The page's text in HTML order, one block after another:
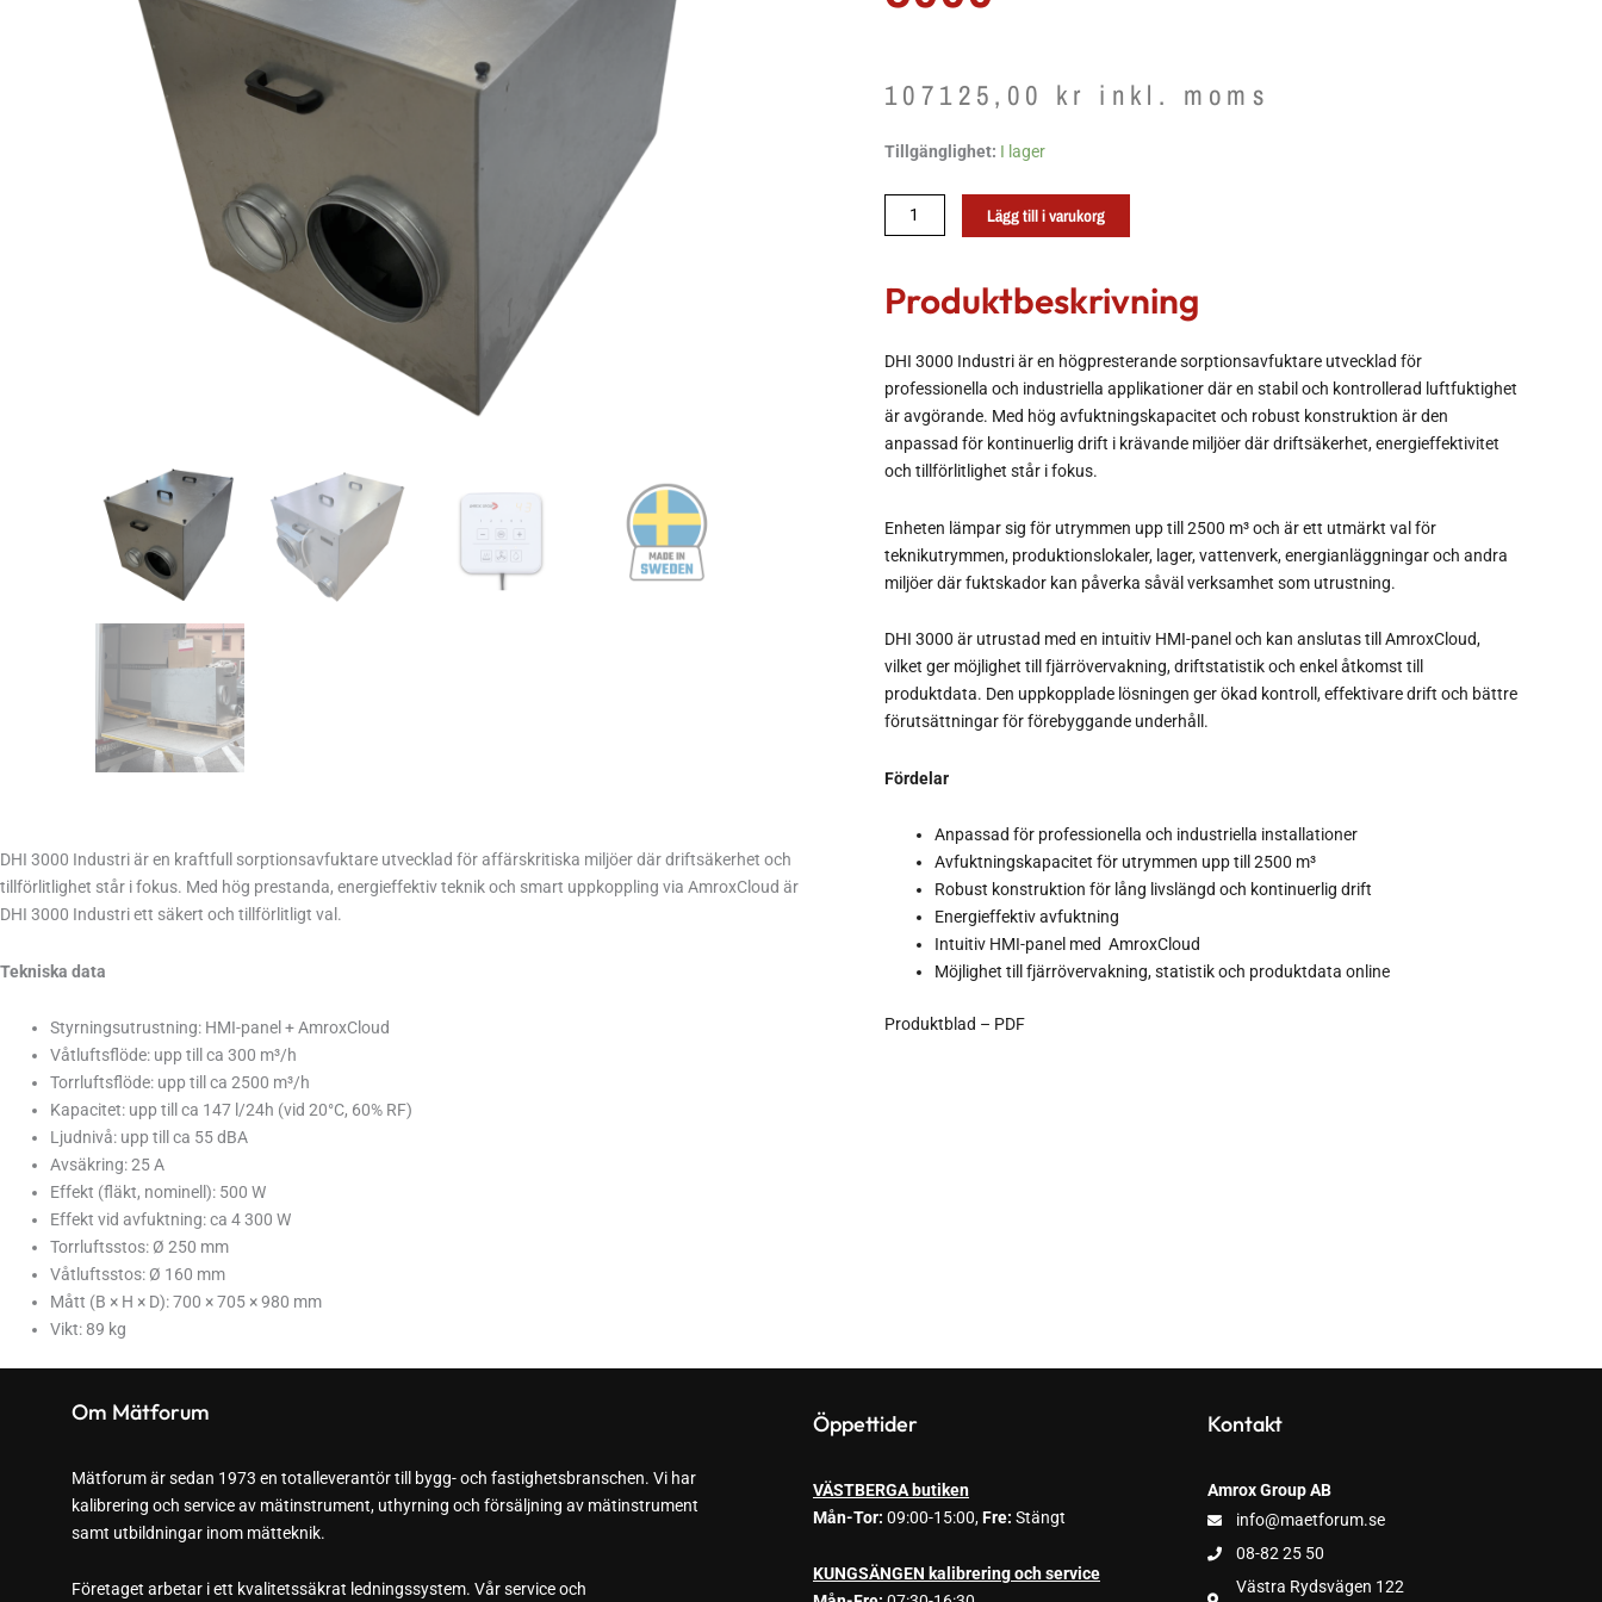
DHI 3000 Industriär en kraftfull sorptionsavfuktare utvecklad för affärskritiska miljöer där driftsäkerhet och
tillförlitlighet står i fokus. Med hög prestanda, energieffektiv teknik och smart uppkoppling via AmroxCloud är
DHI 3000 Industri ett säkert och tillförlitligt val.
Tekniska data
Styrningsutrustning: HMI-panel + AmroxCloud
Våtluftsflöde: upp till ca 300 m³/h
Torrluftsflöde: upp till ca 2500 m³/h
Kapacitet: upp till ca 147 l/24h (vid 20°C, 60% RF)
Ljudnivå: upp till ca 55 dBA
Avsäkring: 25 A
Effekt (fläkt, nominell): 500 W
Effekt vid avfuktning: ca 4 300 W
Torrluftsstos: Ø 250 mm
Våtluftsstos: Ø 160 mm
Mått (B × H × D): 700 × 705 × 980 mm
Vikt: 89 kg
107125,00 kr inkl. moms
Tillgänglighet: I lager
Sorptionsavfuktare
3000
mängd
Lägg till i varukorg
Produktbeskrivning
DHI 3000 Industri är en högpresterande sorptionsavfuktare utvecklad för
professionella och industriella applikationer där en stabil och kontrollerad luftfuktighet
är avgörande. Med hög avfuktningskapacitet och robust konstruktion är den
anpassad för kontinuerlig drift i krävande miljöer där driftsäkerhet, energieffektivitet
och tillförlitlighet står i fokus.
Enheten lämpar sig för utrymmen upp till 2500 m³ och är ett utmärkt val för
teknikutrymmen, produktionslokaler, lager, vattenverk, energianläggningar och andra
miljöer där fuktskador kan påverka såväl verksamhet som utrustning.
DHI 3000 är utrustad med en intuitiv HMI-panel och kan anslutas till AmroxCloud,
vilket ger möjlighet till fjärrövervakning, driftstatistik och enkel åtkomst till
produktdata. Den uppkopplade lösningen ger ökad kontroll, effektivare drift och bättre
förutsättningar för förebyggande underhåll.
Fördelar
Anpassad för professionella och industriella installationer
Avfuktningskapacitet för utrymmen upp till 2500 m³
Robust konstruktion för lång livslängd och kontinuerlig drift
Energieffektiv avfuktning
Intuitiv HMI-panel med AmroxCloud
Möjlighet till fjärrövervakning, statistik och produktdata online
Produktblad – PDF
Om Mätforum
Mätforum är sedan 1973 en totalleverantör till bygg- och fastighetsbranschen. Vi har
kalibrering och service av mätinstrument, uthyrning och försäljning av mätinstrument
samt utbildningar inom mätteknik.
Företaget arbetar i ett kvalitetssäkrat ledningssystem. Vår service och
Öppettider
VÄSTBERGA butiken
Mån-Tor: 09:00-15:00,Fre: Stängt
KUNGSÄNGEN kalibrering och service
Kontakt
Amrox Group AB
info@maetforum.se
08-82 25 50
Västra Rydsvägen 122